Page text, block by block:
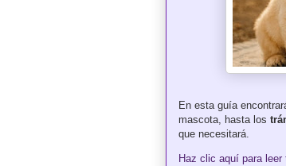
En esta guía
mascota, hasta los
que necesitará.
Haz clic aquí para